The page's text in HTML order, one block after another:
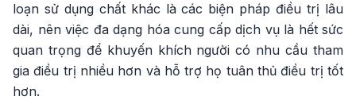
loạn sử dụng chất khác là các biện pháp điều trị lâu
dài, nên việc đa dạng hóa cung cấp dịch vụ là hết sức
quan trọng để khuyến khích người có nhu cầu tham
gia điều trị nhiều hơn và hỗ trợ họ tuân thủ điều trị tốt
hơn.